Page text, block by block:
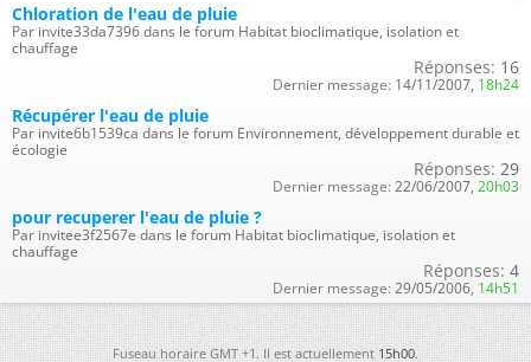
Chloration de l'eau de pluie
Par invite33da7396 dans le forum Habitat bioclimatique, isolation et
chauffage
Réponses: 16
Dernier message: 14/11/2007, 18h24
Récupérer l'eau de pluie
Par invite6b1539ca dans le forum Environnement, développement durable et
écologie
Réponses: 29
Dernier message: 22/06/2007, 20h03
pour recuperer l'eau de pluie ?
Par invitee3f2567e dans le forum Habitat bioclimatique, isolation et
chauffage
Réponses: 4
Dernier message: 29/05/2006, 14h51
Fuseau horaire GMT +1. Il est actuellement15h00.